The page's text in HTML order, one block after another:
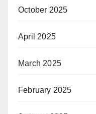
October 2025
April 2025
March 2025
February 2025